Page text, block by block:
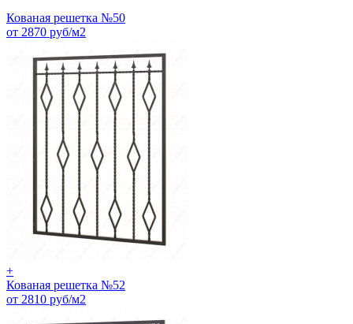
Кованая решетка №50
от 2870 руб/м2
+
Кованая решетка №52
от 2810 руб/м2